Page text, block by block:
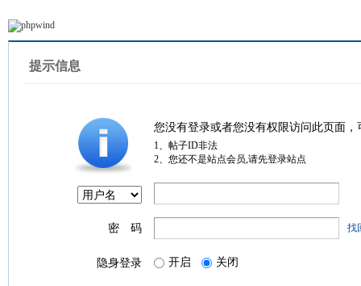
提示信息
您没有登录或者您没有权限访问此页面
1、帖子ID非法
2、您还不是站点会员,请先登录站点
密 码 找
隐身登录 开启 关闭